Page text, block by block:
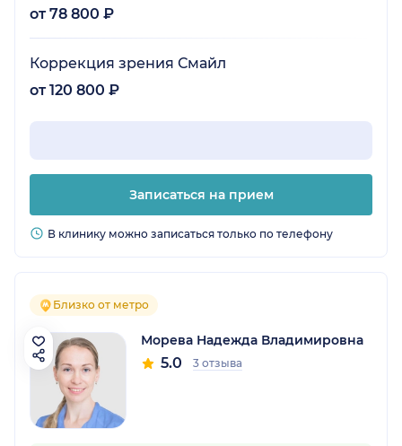
от 78 800 ₽
Коррекция зрения Смайл
от 120 800 ₽
Записаться на прием
В клинику можно записаться только по телефону
Близко от метро
Морева Надежда Владимировна
5.0 3 отзыва